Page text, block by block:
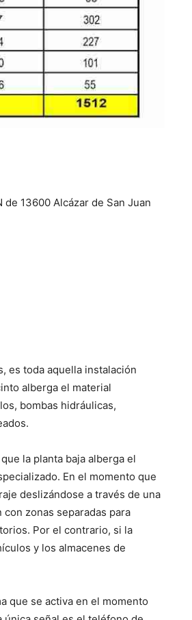
13600 Alcázar de San Juan
es toda aquella instalación
alberga el material
bombas hidráulicas,
la planta baja alberga el
En el momento que
deslizándose a través de una
zonas separadas para
Por el contrario, si la
y los almacenes de
que se activa en el momento